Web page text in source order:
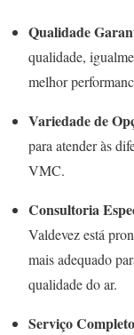
Qualidade
qualidade,
melhor
Variedade de
para atender às
VMC.
Consultoria
Valdevez está
mais adequado
qualidade do ar.
Serviço